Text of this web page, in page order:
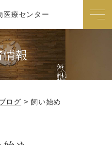
報
ログ > 飼い始め